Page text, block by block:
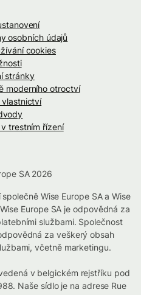
osobních údajů
cookies
stránky
moderního otroctví
vlastnictví
trestním řízení
SA 2026
Wise Europe SA a Wise
Europe SA je odpovědná za
službami. Společnost
za veškerý obsah
včetně marketingu.
v belgickém rejstříku pod
Naše sídlo je na adrese Rue